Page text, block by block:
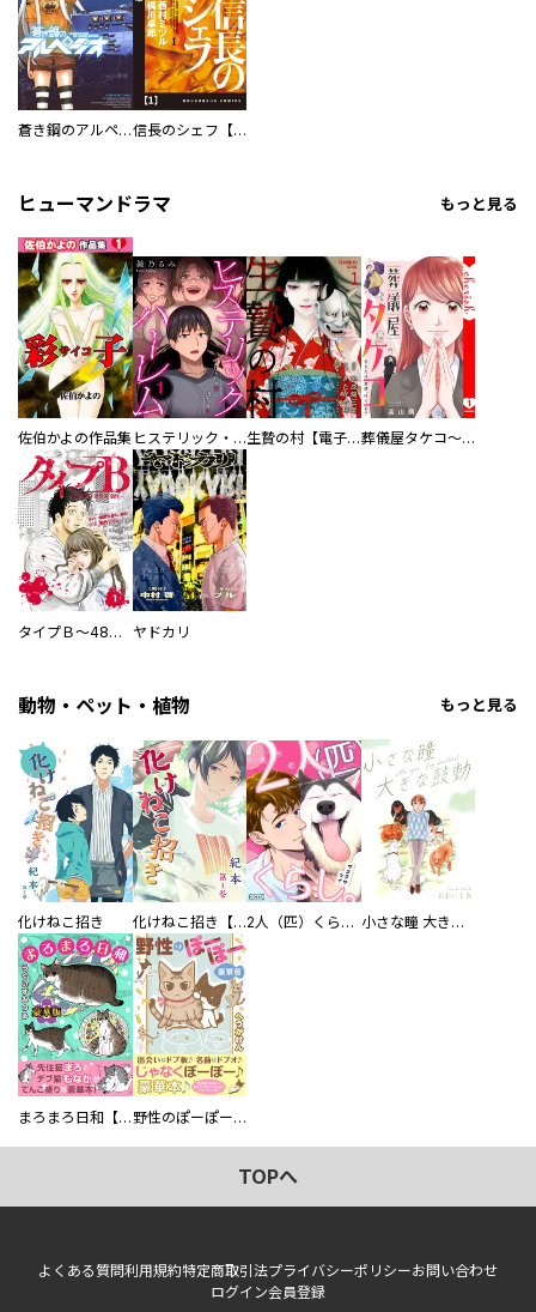
蒼き鋼のアルペジオ 信長のシェフ【単話版】
ヒューマンドラマ もっと見る
佐伯かよの作品集 ヒステリック・ハーレム～搾られる男と堕ちる女～【電子単行本版】 生贄の村【電子単行本版】 葬儀屋タケコ～あなたの最期、叶えます【電子単行本版】
タイプＢ～48時間後、致死率100％～【単話】 ヤドカリ
動物・ペット・植物 もっと見る
化けねこ招き 化けねこ招き【描きおろし付合冊版】 2人（匹）くらし。 小さな瞳 大きな鼓動
まろまろ日和【豪華版】 野性のぽーぽー【豪華版】
TOPへ
よくある質問利用規約特定商取引法プライバシーポリシーお問い合わせ
ログイン会員登録